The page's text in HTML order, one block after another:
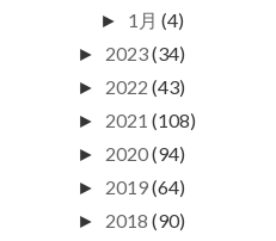
► 1月 (4)
► 2023(34)
► 2022 (43)
► 2021 (108)
► 2020(94)
► 2019(64)
► 2018 (90)